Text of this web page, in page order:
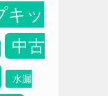
プラッツ
キッ
中古
水漏